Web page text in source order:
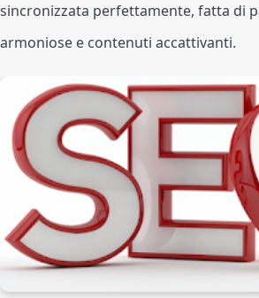
sincronizzata perfettamente, fatta di
armoniose e contenuti accattivanti.